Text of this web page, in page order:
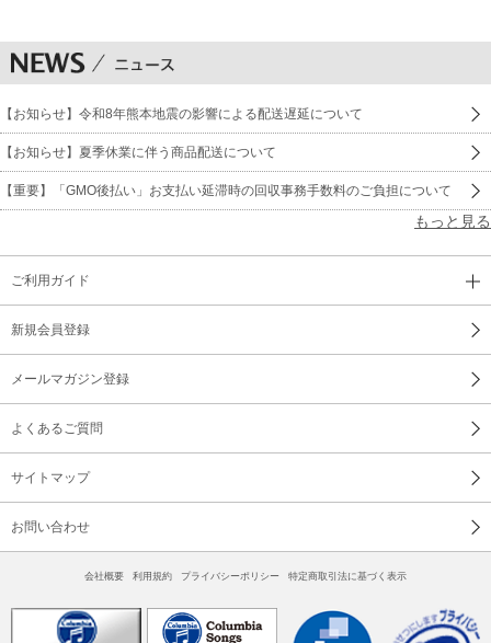
【お知らせ】令和8年熊本地震の影響による配送遅延について
【お知らせ】夏季休業に伴う商品配送について
【重要】「GMO後払い」お支払い延滞時の回収事務手数料のご負担について
もっと見る
ご利用ガイド
新規会員登録
メールマガジン登録
よくあるご質問
サイトマップ
お問い合わせ
会社概要 利用規約 プライバシーポリシー 特定商取引法に基づく表示